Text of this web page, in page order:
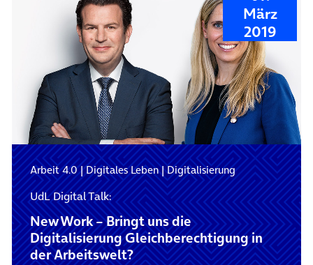
März
2019
Arbeit 4.0|Digitales Leben|Digitalisierung
UdL Digital Talk:
New Work – Bringt uns die
Digitalisierung Gleichberechtigung in
der Arbeitswelt?